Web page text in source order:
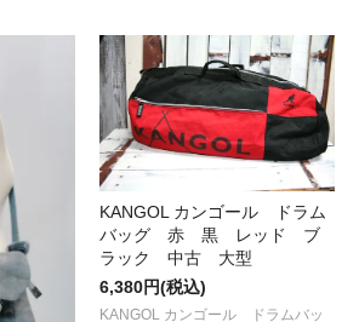
KANGOL カンゴール ドラム
バッグ 赤 黒 レッド ブ
ラック 中古 大型
6,380円(税込)
KANGOL カンゴール ドラムバッ